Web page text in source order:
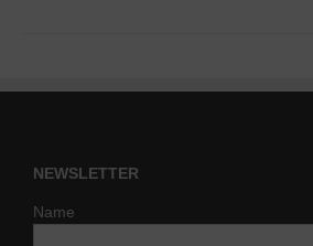
NEWSLETTER
Name